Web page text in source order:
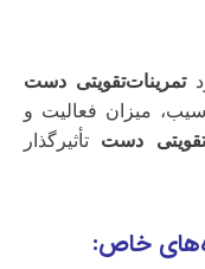
تمرینات‌تقویتی دست
میزان فعالیت و
دست تأثیرگذار
خاص: